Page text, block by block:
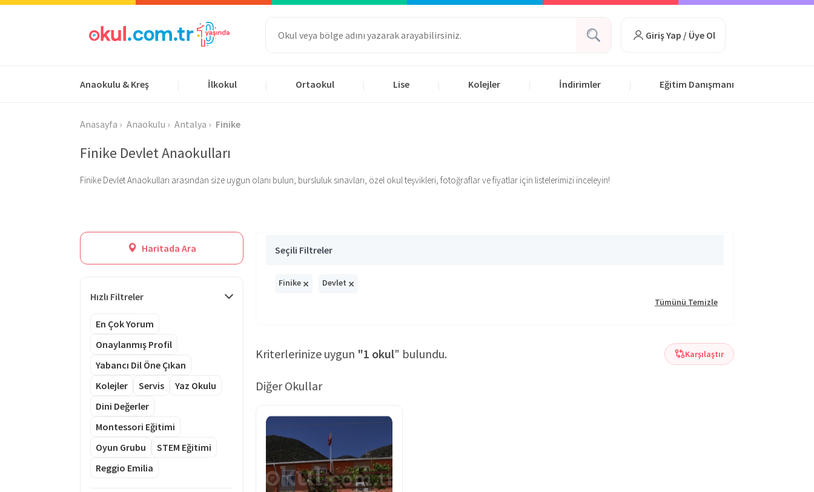
Giriş Yap / Üye Ol
Anaokulu & Kreş İlkokul Ortaokul Lise Kolejler İndirimler Eğitim Danışmanı
Anasayfa Anaokulu Antalya Finike
Finike Devlet Anaokulları
Finike Devlet Anaokulları arasından size uygun olanı bulun; bursluluk sınavları, özel okul teşvikleri, fotoğraflar ve fiyatlar için listelerimizi inceleyin!
Haritada Ara
Hızlı Filtreler
En Çok Yorum
Onaylanmış Profil
Yabancı Dil Öne Çıkan
Kolejler
Servis
Yaz Okulu
Dini Değerler
Montessori Eğitimi
Oyun Grubu
STEM Eğitimi
Reggio Emilia
Seçili Filtreler
Finike × Devlet ×
Tümünü Temizle
Kriterlerinize uygun "1 okul" bulundu. Karşılaştır
Diğer Okullar